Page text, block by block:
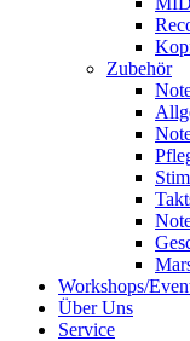
Zubehör
Workshops/
Über Uns
Service